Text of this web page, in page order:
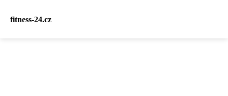
fitness-24.cz